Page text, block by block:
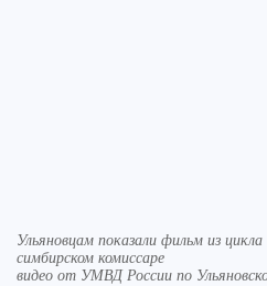
Ульяновцам показали фильм из
симбирском комиссаре
видео от УМВД России по